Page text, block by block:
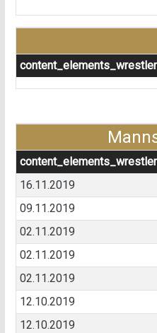
16.11.2019
09.11.2019
02.11.2019
02.11.2019
02.11.2019
12.10.2019
12.10.2019